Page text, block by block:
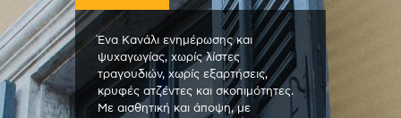
Ένα Κανάλι ενημέρωσης και
ψυχαγωγίας, χωρίς λίστες
τραγουδιών, χωρίς εξαρτήσεις,
κρυφές ατζέντες και σκοπιμότητες.
Με αισθητική και άποψη, με